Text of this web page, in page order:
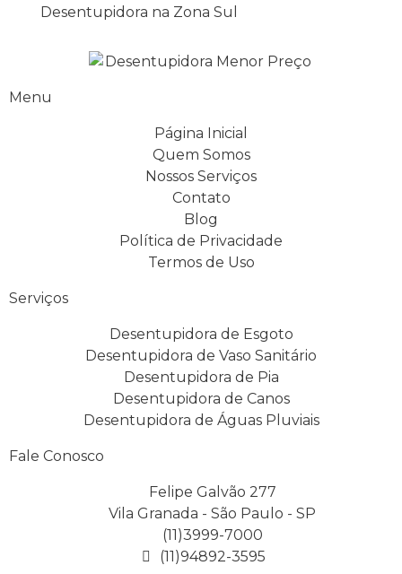
Desentupidora na Zona Sul
Menu
Página Inicial
Quem Somos
Nossos Serviços
Contato
Blog
Política de Privacidade
Termos de Uso
Serviços
Desentupidora de Esgoto
Desentupidora de Vaso Sanitário
Desentupidora de Pia
Desentupidora de Canos
Desentupidora de Águas Pluviais
Fale Conosco
Felipe Galvão 277
Vila Granada - São Paulo - SP
(11)3999-7000
(11)94892-3595